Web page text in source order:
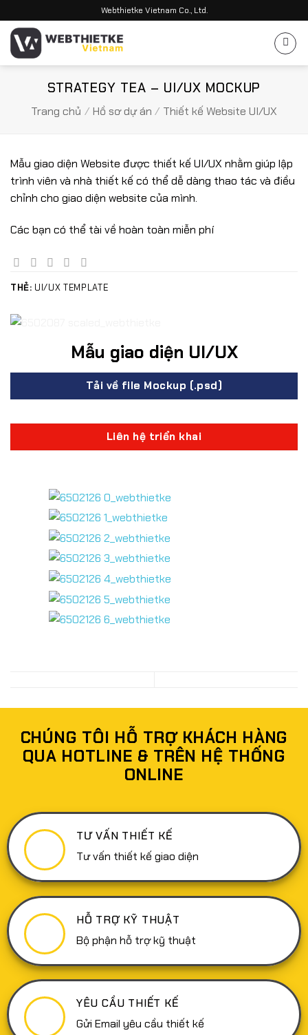
qua
dung
Webthietke Vietnam Co., Ltd.
STRATEGY TEA – UI/UX MOCKUP
Trang chủ / Hồ sơ dự án / Thiết kế Website UI/UX
Mẫu giao diện Website được thiết kế UI/UX nhằm giúp lập
trình viên và nhà thiết kế có thể dễ dàng thao tác và điều
chỉnh cho giao diện website của mình.
Các bạn có thể tài về hoàn toàn miễn phí
THẺ: UI/UX TEMPLATE
Mẫu giao diện UI/UX
Tải về file Mockup (.psd)
Liên hệ triển khai
CHÚNG TÔI HỖ TRỢ KHÁCH HÀNG
QUA HOTLINE & TRÊN HỆ THỐNG
ONLINE
TƯ VẤN THIẾT KẾ
Tư vấn thiết kế giao diện
HỖ TRỢ KỸ THUẬT
Bộ phận hỗ trợ kỹ thuật
YÊU CẦU THIẾT KẾ
Gửi Email yêu cầu thiết kế